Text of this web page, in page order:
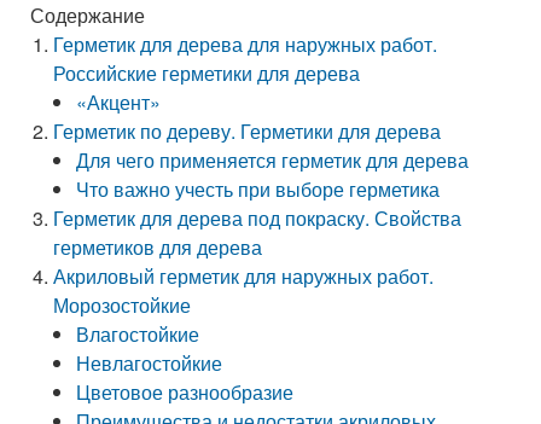
Содержание
Герметик для дерева для наружных работ.
Российские герметики для дерева
«Акцент»
Герметик по дереву. Герметики для дерева
Для чего применяется герметик для дерева
Что важно учесть при выборе герметика
Герметик для дерева под покраску. Свойства
герметиков для дерева
Акриловый герметик для наружных работ.
Морозостойкие
Влагостойкие
Невлагостойкие
Цветовое разнообразие